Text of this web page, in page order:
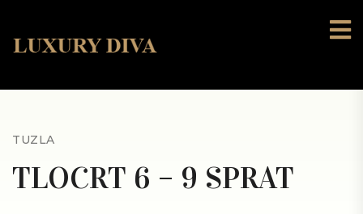
TUZLA
TLOCRT 6 – 9 SPRAT